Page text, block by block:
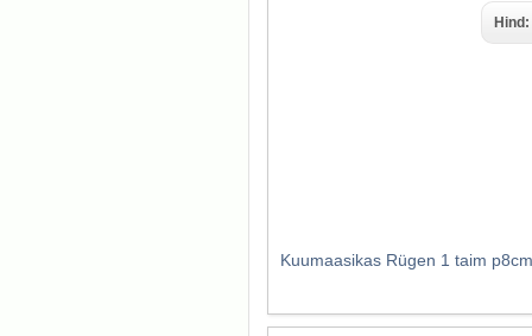
Kuumaasikas Rügen 1 taim p8cm
Hind: